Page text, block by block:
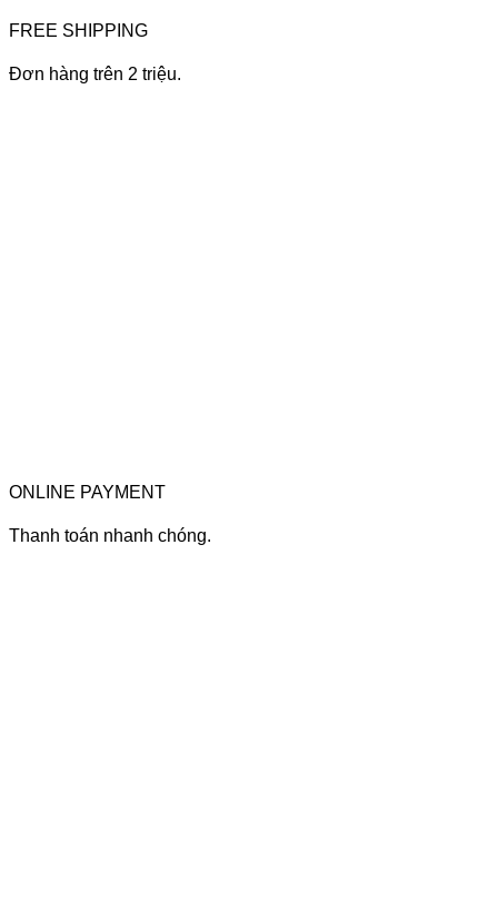
FREE SHIPPING
Đơn hàng trên 2 triệu.
ONLINE PAYMENT
Thanh toán nhanh chóng.